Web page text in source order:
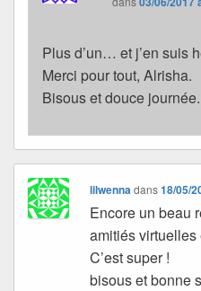
Plus d’un… et j’en suis
Merci pour tout, Alrisha.
Bisous et douce journée.
lilwennadans18/05/
Encore un beau
amitiés virtuelles
C’est super !
bisous et bonne